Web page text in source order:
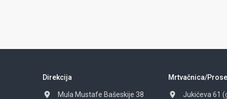
Direkcija
Mula Mustafe Bašeskije 38
Mrtvačnica/
Jukićeva 61